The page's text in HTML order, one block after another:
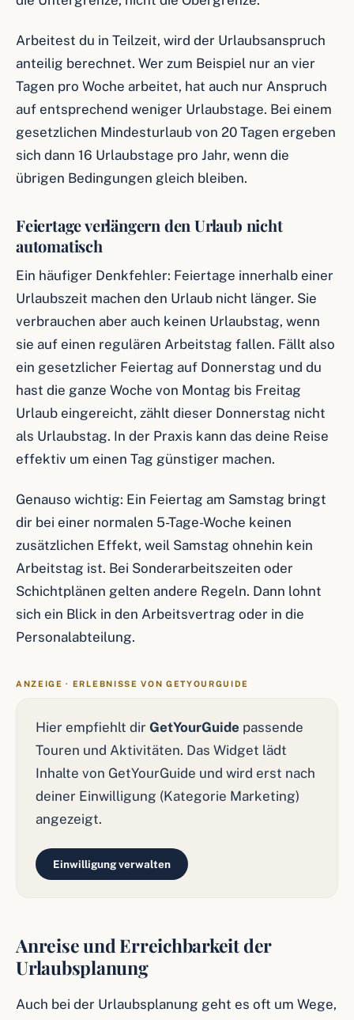
Arbeitest du in Teilzeit, wird der Urlaubsanspruch
anteilig berechnet. Wer zum Beispiel nur an vier
Tagen pro Woche arbeitet, hat auch nur Anspruch
auf entsprechend weniger Urlaubstage. Bei einem
gesetzlichen Mindesturlaub von 20 Tagen ergeben
sich dann 16 Urlaubstage pro Jahr, wenn die
übrigen Bedingungen gleich bleiben.
Feiertage verlängern den Urlaub nicht
automatisch
Ein häufiger Denkfehler: Feiertage innerhalb einer
Urlaubszeit machen den Urlaub nicht länger. Sie
verbrauchen aber auch keinen Urlaubstag, wenn
sie auf einen regulären Arbeitstag fallen. Fällt also
ein gesetzlicher Feiertag auf Donnerstag und du
hast die ganze Woche von Montag bis Freitag
Urlaub eingereicht, zählt dieser Donnerstag nicht
als Urlaubstag. In der Praxis kann das deine Reise
effektiv um einen Tag günstiger machen.
Genauso wichtig: Ein Feiertag am Samstag bringt
dir bei einer normalen 5-Tage-Woche keinen
zusätzlichen Effekt, weil Samstag ohnehin kein
Arbeitstag ist. Bei Sonderarbeitszeiten oder
Schichtplänen gelten andere Regeln. Dann lohnt
sich ein Blick in den Arbeitsvertrag oder in die
Personalabteilung.
ANZEIGE · ERLEBNISSE VON GETYOURGUIDE
Hier empfiehlt dir GetYourGuide passende
Touren und Aktivitäten. Das Widget lädt
Inhalte von GetYourGuide und wird erst nach
deiner Einwilligung (Kategorie Marketing)
angezeigt.
Einwilligung verwalten
Anreise und Erreichbarkeit der
Urlaubsplanung
Auch bei der Urlaubsplanung geht es oft um Wege,